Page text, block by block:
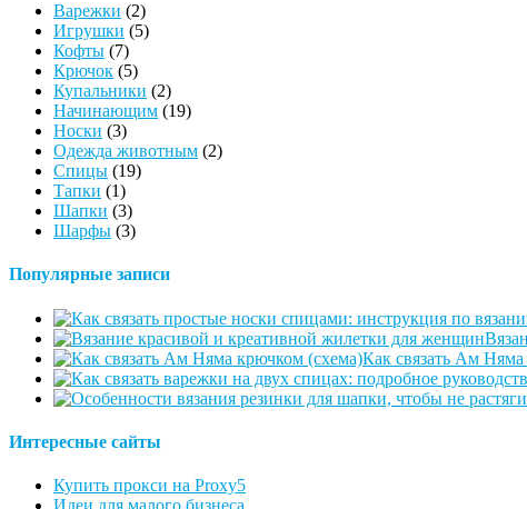
Варежки (2)
Игрушки (5)
Кофты (7)
Крючок (5)
Купальники (2)
Начинающим (19)
Носки (3)
Одежда животным (2)
Спицы (19)
Тапки (1)
Шапки (3)
Шарфы (3)
Популярные записи
Как связать Ам
Интересные сайты
Купить прокси на Proxy5